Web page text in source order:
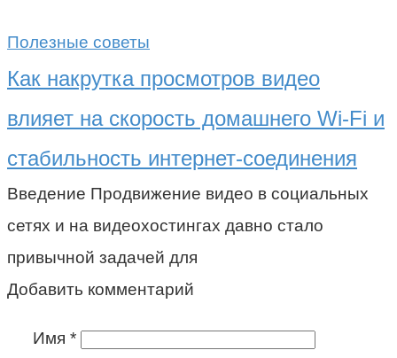
Полезные советы
Как накрутка просмотров видео
влияет на скорость домашнего Wi-Fi и
стабильность интернет-соединения
Введение Продвижение видео в социальных
сетях и на видеохостингах давно стало
привычной задачей для
Добавить комментарий
Имя *